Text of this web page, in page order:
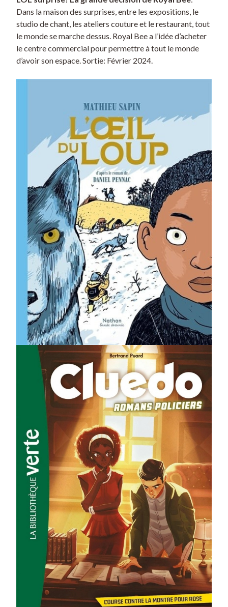
Dans la maison des surprises, entre les expositions, le
studio de chant, les ateliers couture et le restaurant, tout
le monde se marche dessus. Royal Bee a l’idée d’acheter
le centre commercial pour permettre à tout le monde
d’avoir son espace. Sortie: Février 2024.